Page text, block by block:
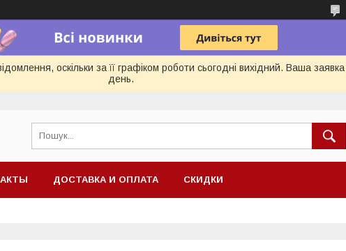
оскільки за її графіком роботи сьогодні вихідний. Ваша
день.
ДОСТАВКА И ОПЛАТА СКИДКИ